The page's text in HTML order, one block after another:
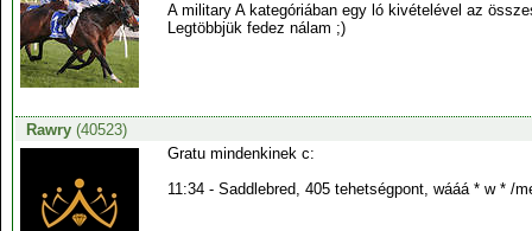
A military A kategóriában egy ló kivételével az
Legtöbbjük fedez nálam ;)
Rawry(40523)
Gratu mindenkinek c:
11:34 - Saddlebred, 405 tehetségpont, wááá * w * /